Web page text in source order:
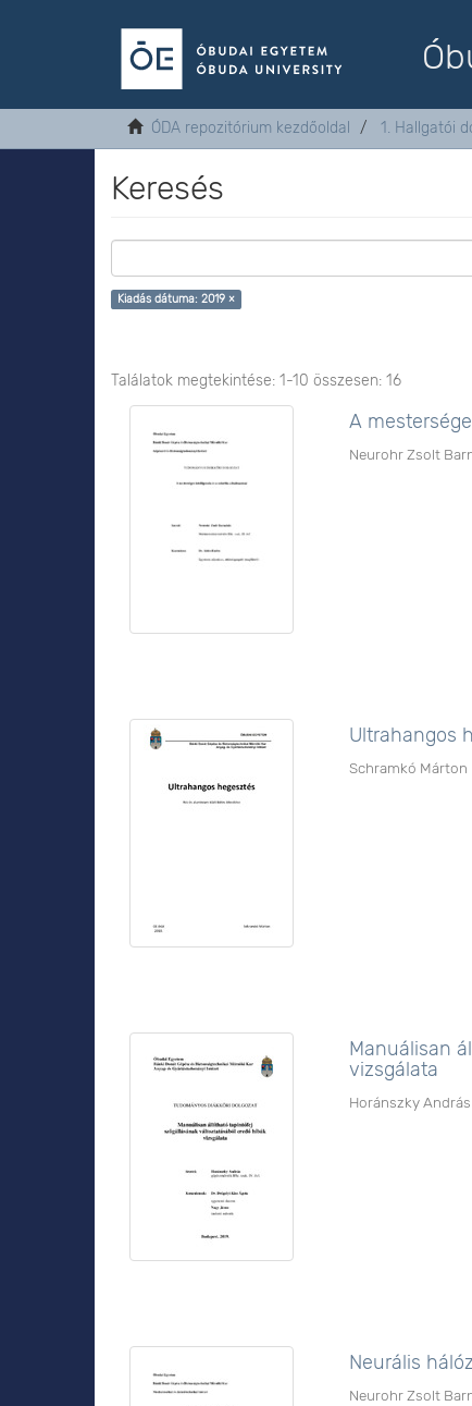
ÓDA repozitórium kezdőoldal 1. Hallgatói
Keresés
Kiadás dátuma: 2019 ×
Találatok megtekintése: 1-10 összesen: 16
A
Neurohr Zsolt
Ultrahangos
Schramkó Márton
Manuálisan
vizsgálata
Horánszky András
Neurális
Neurohr Zsolt